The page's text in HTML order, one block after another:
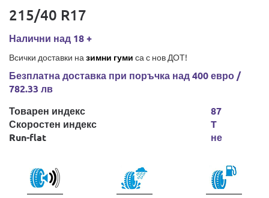
215/40 R17
Налични над 18 +
Всички доставки на зимни гуми са с нов ДОТ!
Безплатна доставка при поръчка над 400 евро /
782.33 лв
Товарен индекс
Скоростен индекс
Run-flat
87
T
не